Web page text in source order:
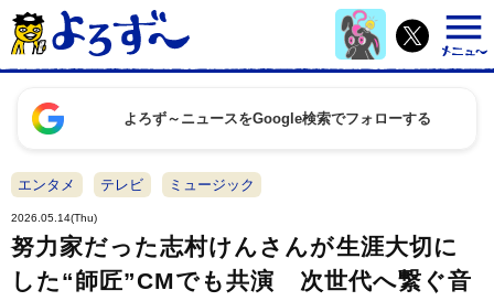
よろず～ニュースをGoogle検索でフォローする
エンタメ テレビ ミュージック
2026.05.14(Thu)
努力家だった志村けんさんが生涯大切に
した“師匠”CMでも共演 次世代へ繋ぐ音